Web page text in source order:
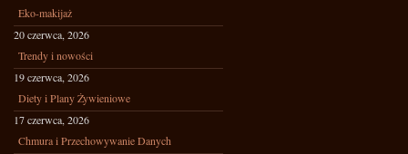
Eko-makijaż
20 czerwca, 2026
Trendy i nowości
19 czerwca, 2026
Diety i Plany Żywieniowe
17 czerwca, 2026
Chmura i Przechowywanie Danych